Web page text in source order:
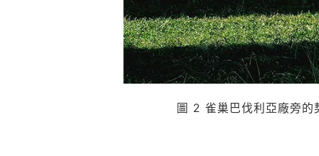
圖 2 雀巢巴伐利亞廠旁的